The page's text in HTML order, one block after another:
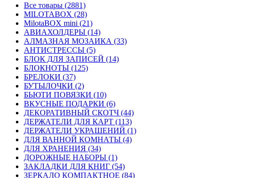
Все товары (2881)
MILOTABOX (28)
MilotaBOX mini (21)
АВИАХОЛДЕРЫ (14)
АЛМАЗНАЯ МОЗАИКА (33)
АНТИСТРЕССЫ (5)
БЛОК ДЛЯ ЗАПИСЕЙ (14)
БЛОКНОТЫ (125)
БРЕЛОКИ (37)
БУТЫЛОЧКИ (2)
БЬЮТИ ПОВЯЗКИ (10)
ВКУСНЫЕ ПОДАРКИ (6)
ДЕКОРАТИВНЫЙ СКОТЧ (44)
ДЕРЖАТЕЛИ ДЛЯ КАРТ (113)
ДЕРЖАТЕЛИ УКРАШЕНИЙ (1)
ДЛЯ ВАННОЙ КОМНАТЫ (4)
ДЛЯ ХРАНЕНИЯ (34)
ДОРОЖНЫЕ НАБОРЫ (1)
ЗАКЛАДКИ ДЛЯ КНИГ (54)
ЗЕРКАЛО КОМПАКТНОЕ (84)